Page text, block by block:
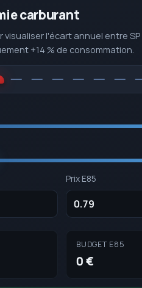
carburant
l'écart annuel entre SP
+14 % de consommation.
Prix E85
BUDGET E85
0 €